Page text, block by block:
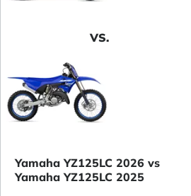
VS.
Yamaha YZ125LC 2026 vs
Yamaha YZ125LC 2025